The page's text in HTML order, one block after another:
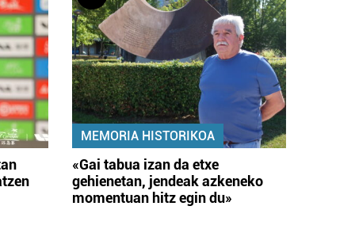
MEMORIA HISTORIKOA
«Gai tabua izan da etxe
gehienetan, jendeak azkeneko
momentuan hitz egin du»